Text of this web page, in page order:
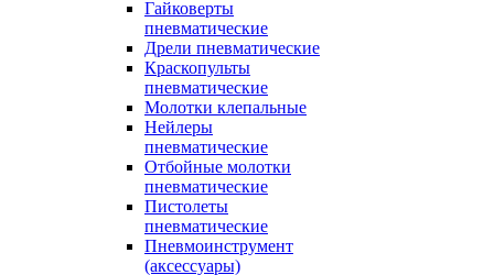
Гайковерты
пневматические
Дрели пневматические
Краскопульты
пневматические
Молотки клепальные
Нейлеры
пневматические
Отбойные молотки
пневматические
Пистолеты
пневматические
Пневмоинструмент
(аксессуары)